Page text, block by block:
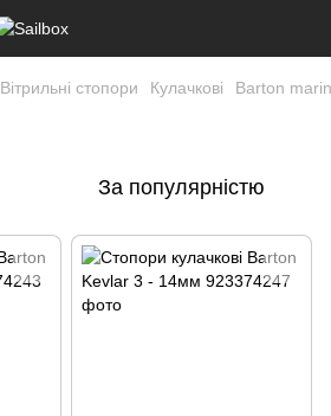
Вітрильні стопори Кулачкові Barton
За популярністю